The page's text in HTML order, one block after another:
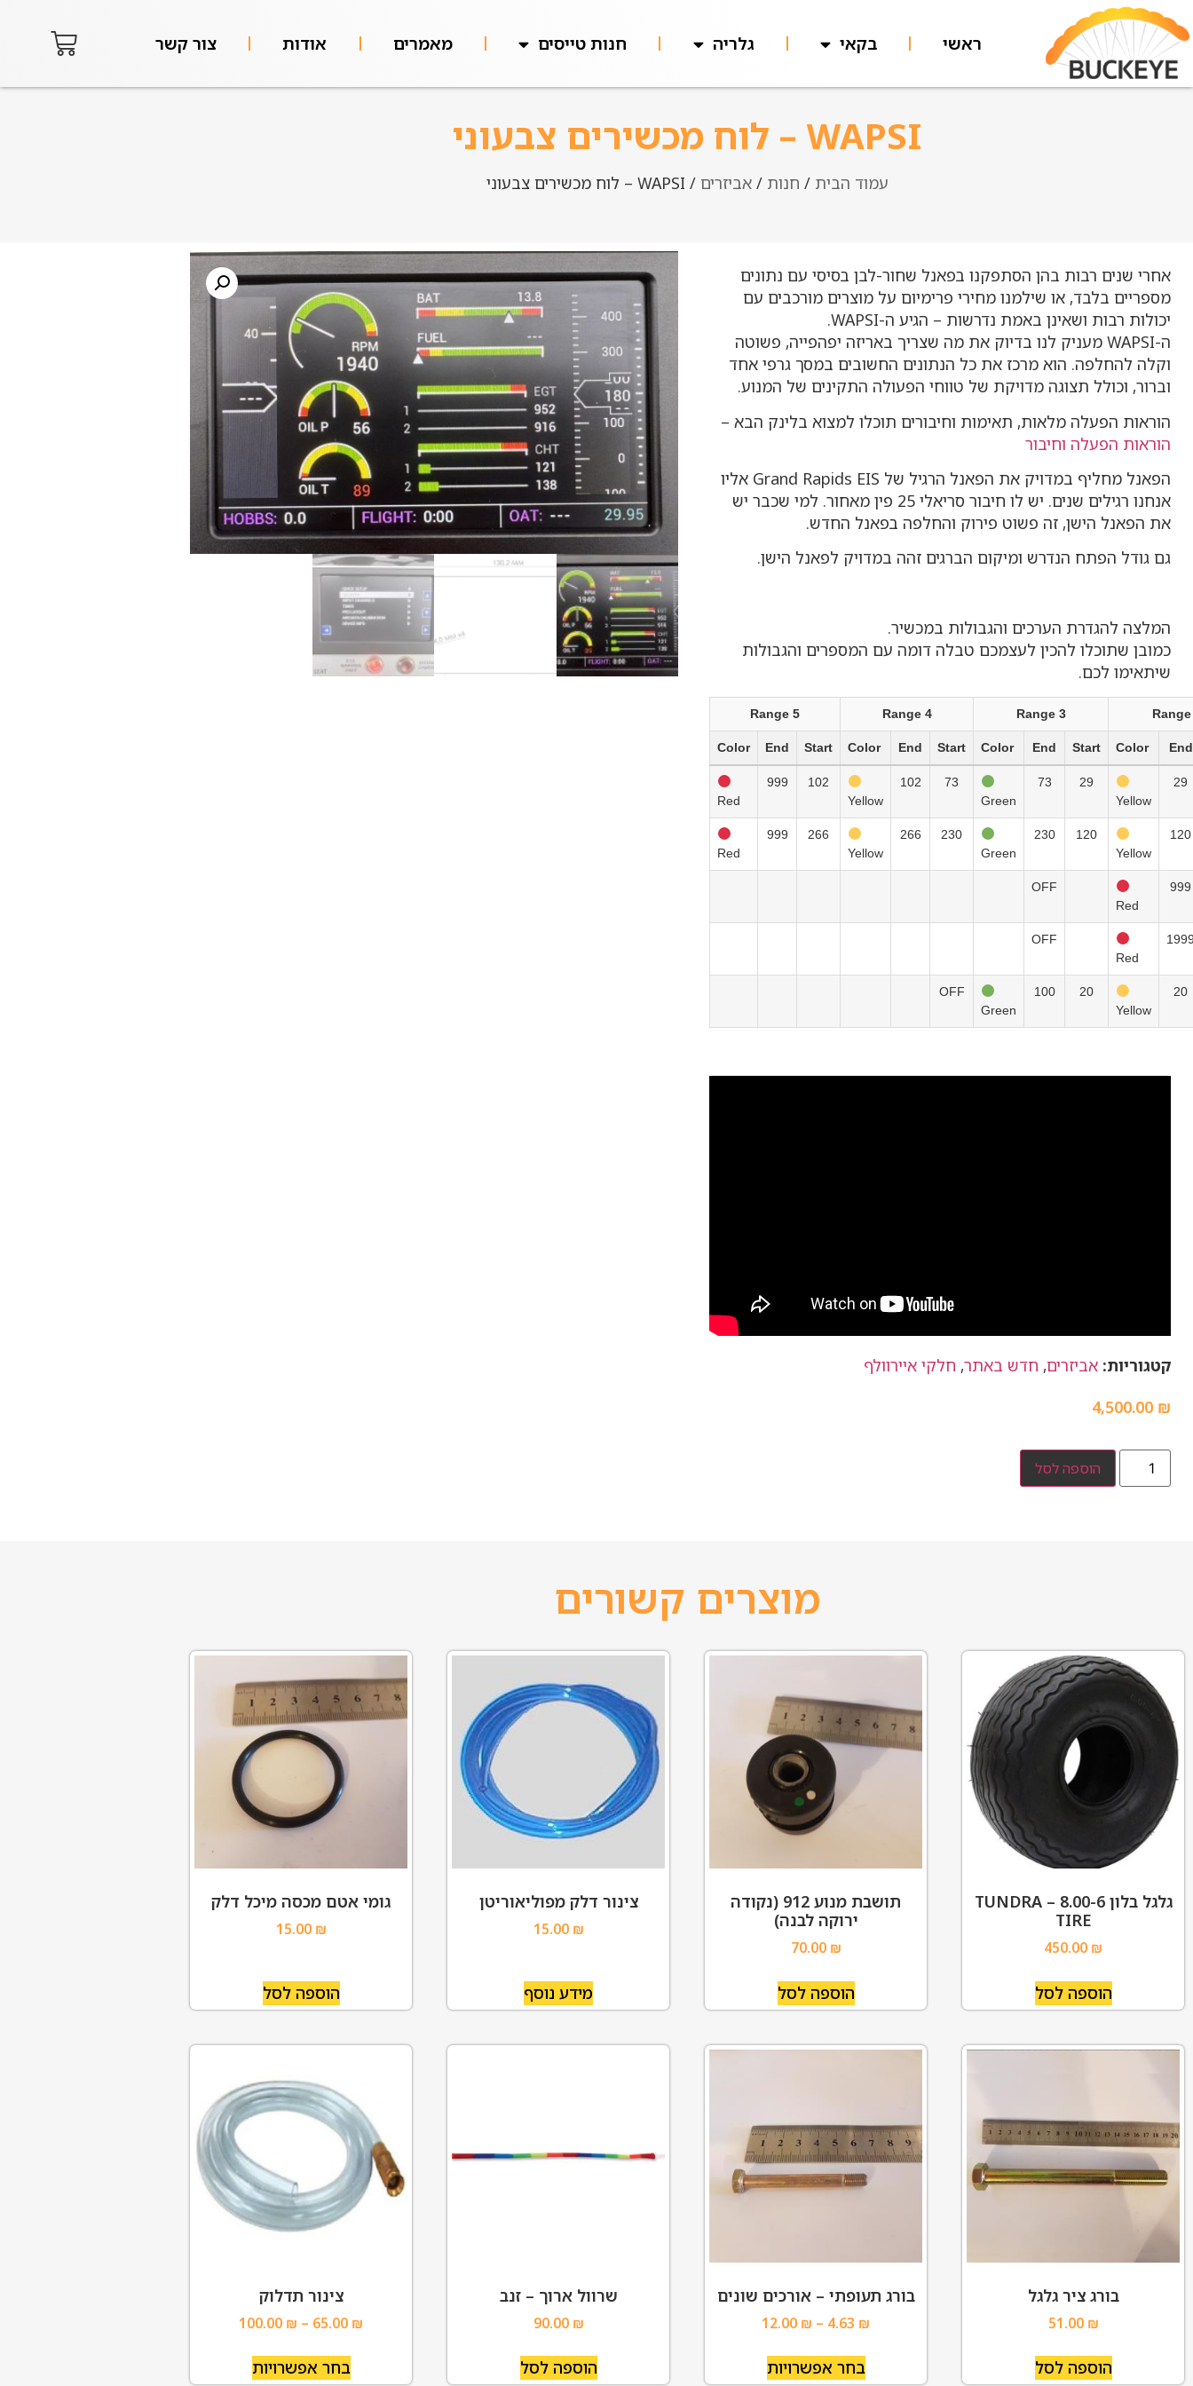
ראשי בקאי גלריה חנות טייסים מאמרים אודות צור קשר
WAPSI – לוח מכשירים צבעוני
עמוד הבית / חנות /אביזרים / WAPSI – לוח מכשירים צבעוני
אחרי שנים רבות בהן הסתפקנו בפאנל שחור-לבן בסיסי עם נתונים
מספריים בלבד, או שילמנו מחירי פרימיום על מוצרים מורכבים עם
יכולות רבות ושאינן באמת נדרשות – הגיע ה-WAPSI.
ה-WAPSI מעניק לנו בדיוק את מה שצריך באריזה יפהפייה, פשוטה
וקלה להחלפה. הוא מרכז את כל הנתונים החשובים במסך גרפי אחד
וברור, וכולל תצוגה מדויקת של טווחי הפעולה התקינים של המנוע.
הוראות הפעלה מלאות, תאימות וחיבורים תוכלו למצוא בלינק הבא –
הוראות הפעלה וחיבור
הפאנל מחליף במדויק את הפאנל הרגיל של Grand Rapids EIS אליו
אנחנו רגילים שנים. יש לו חיבור סריאלי 25 פין מאחור. למי שכבר יש
את הפאנל הישן, זה פשוט פירוק והחלפה בפאנל החדש.
גם גודל הפתח הנדרש ומיקום הברגים זהה במדויק לפאנל הישן.
המלצה להגדרת הערכים והגבולות במכשיר.
כמובן שתוכלו להכין לעצמכם טבלה דומה עם המספרים והגבולות
שיתאימו לכם.
Range 3
Range 4
Range 5
End
Color
Start
End
Color
Start
End
Color
Start
End
Color
29
Yellow
29
73
Green
73
102
Yellow
102
999
Red
120
Yellow
120
230
Green
230
266
Yellow
266
999
Red
999
Red
OFF
Red
OFF
20
Yellow
20
100
Green
OFF
קטגוריות: אביזרים, חדש באתר, חלקי איירוולף
4,500.00 ₪
הוספה לסל
מוצרים קשורים
גלגל בלון 8.00-6 – TUNDRA
TIRE
450.00 ₪
הוספה לסל
תושבת מנוע 912 (נקודה
ירוקה לבנה)
70.00 ₪
הוספה לסל
צינור דלק מפוליאוריטן
15.00 ₪
מידע נוסף
גומי אטם מכסה מיכל דלק
15.00 ₪
הוספה לסל
בורג ציר גלגל
51.00 ₪
הוספה לסל
בורג תעופתי – אורכים שונים
4.63 ₪
–
12.00 ₪
בחר אפשרויות
שרוול ארוך – זנב
90.00 ₪
הוספה לסל
צינור תדלוק
65.00 ₪
–
100.00 ₪
בחר אפשרויות